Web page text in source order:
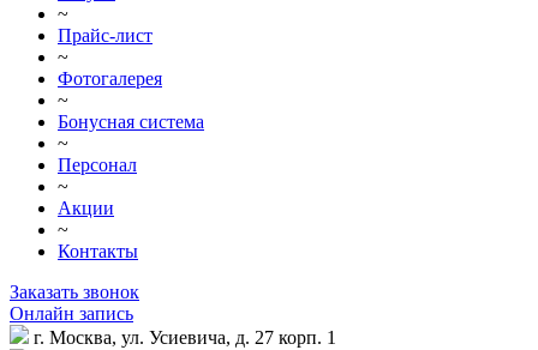
~
Прайс-лист
~
Фотогалерея
~
Бонусная система
~
Персонал
~
Акции
~
Контакты
Заказать звонок
Онлайн запись
г. Москва, ул. Усиевича, д. 27 корп. 1